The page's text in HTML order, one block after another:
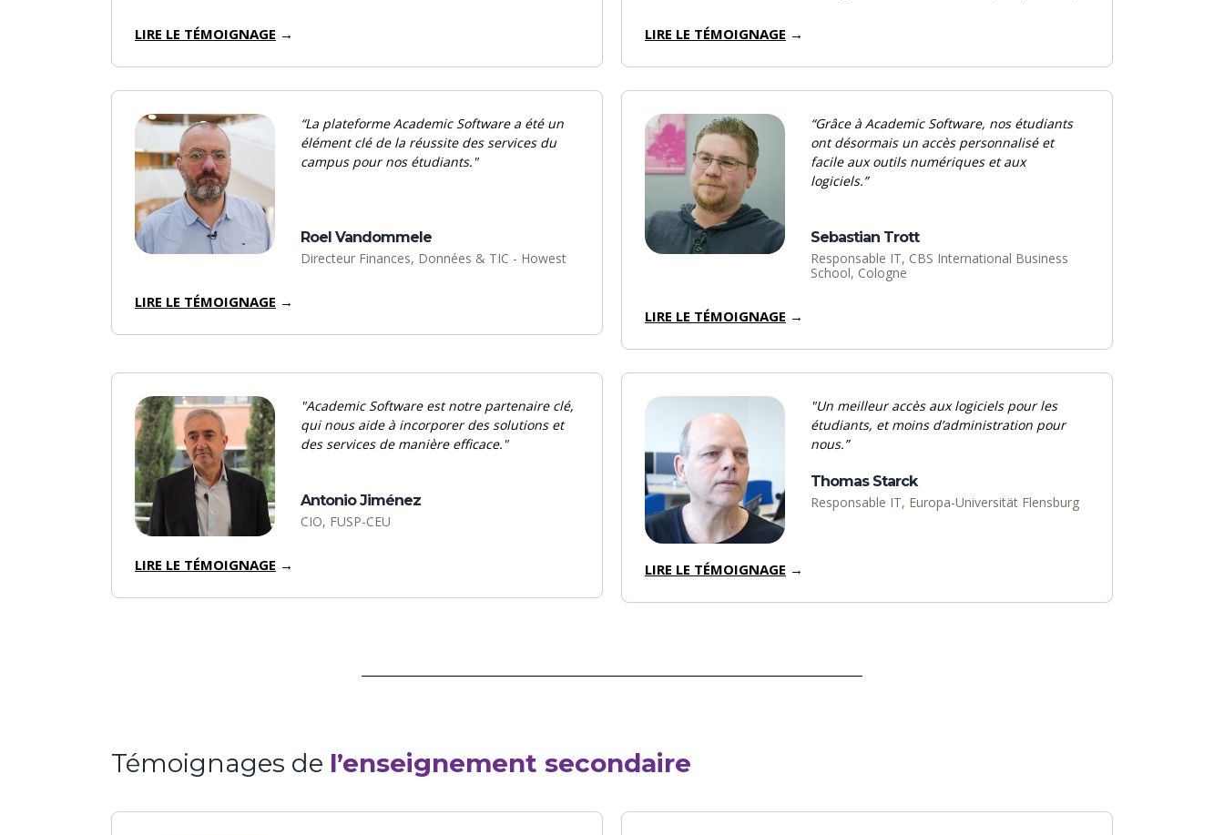
LIRE LE TÉMOIGNAGE → LIRE LE TÉMOIGNAGE →
“La plateforme Academic Software a été un
élément clé de la réussite des services du
campus pour nos étudiants."
Roel Vandommele
Directeur Finances, Données & TIC - Howest
LIRE LE TÉMOIGNAGE →
“Grâce à Academic Software, nos étudiants
ont désormais un accès personnalisé et
facile aux outils numériques et aux
logiciels.”
Sebastian Trott
Responsable IT, CBS International Business
School, Cologne
LIRE LE TÉMOIGNAGE →
"Academic Software est notre partenaire clé,
qui nous aide à incorporer des solutions et
des services de manière efficace."
Antonio Jiménez
CIO, FUSP-CEU
LIRE LE TÉMOIGNAGE →
"Un meilleur accèsauxlogicielspour les
étudiants, etmoins d’administrationpour
nous.”
Thomas Starck
Responsable IT, Europa-Universität Flensburg
LIRE LE TÉMOIGNAGE →
Témoignages de l’enseignement secondaire